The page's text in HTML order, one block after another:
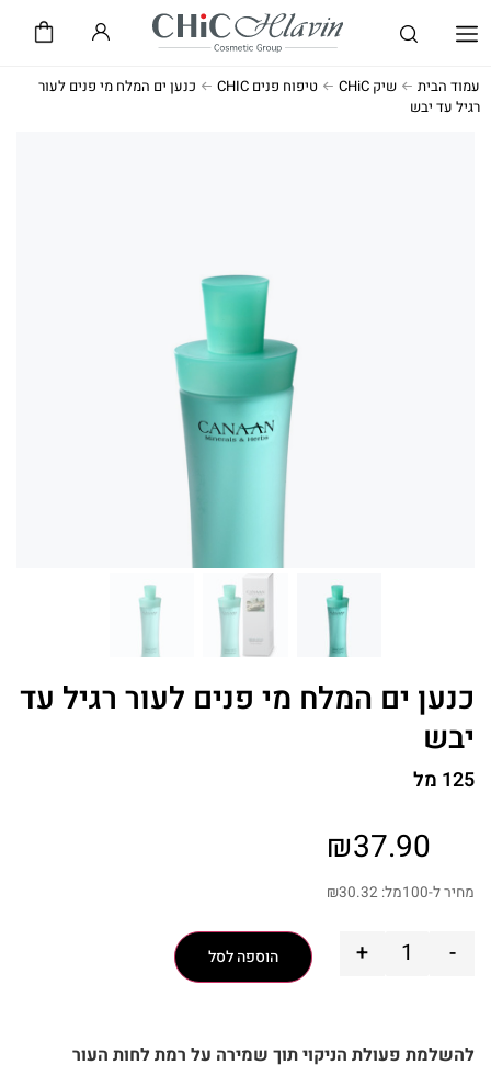
עמוד הבית שיק CHiC טיפוח פנים CHIC
כנען ים המלח מי פנים לעור
רגיל עד יבש
כנען ים המלח מי פנים לעור רגיל עד
יבש
125 מל
₪37.90
מחיר ל-100מל: ₪30.32
-
+ הוספה לסל
להשלמת פעולת הניקוי תוך שמירה על רמת לחות העור